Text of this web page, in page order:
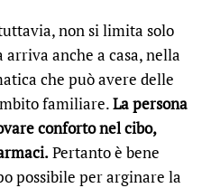
non si limita solo
anche a casa, nella
che può avere delle
familiare.La persona
conforto nel cibo,
Pertanto è bene
possibile per arginare la